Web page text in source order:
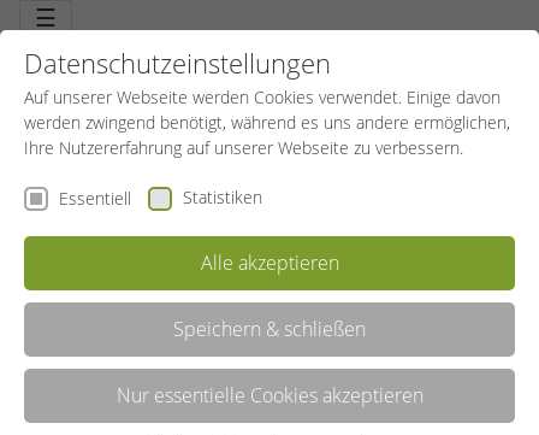
☰
UNSER ENGAGEMENT FÜR DEINE
GESUNDHEIT UND LEBENSQUALITÄT
Datenschutzeinstellungen
Auf unserer Webseite werden Cookies verwendet. Einige davon
werden zwingend benötigt, während es uns andere ermöglichen,
Ihre Nutzererfahrung auf unserer Webseite zu verbessern.
Essentiell Statistiken
Alle akzeptieren
Speichern & schließen
Nur essentielle Cookies akzeptieren